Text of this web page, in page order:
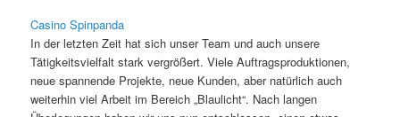
Casino Spinpanda
In der letzten Zeit hat sich unser Team und auch unsere
Tätigkeitsvielfalt stark vergrößert. Viele Auftragsproduktionen,
neue spannende Projekte, neue Kunden, aber natürlich auch
weiterhin viel Arbeit im Bereich „Blaulicht“. Nach langen